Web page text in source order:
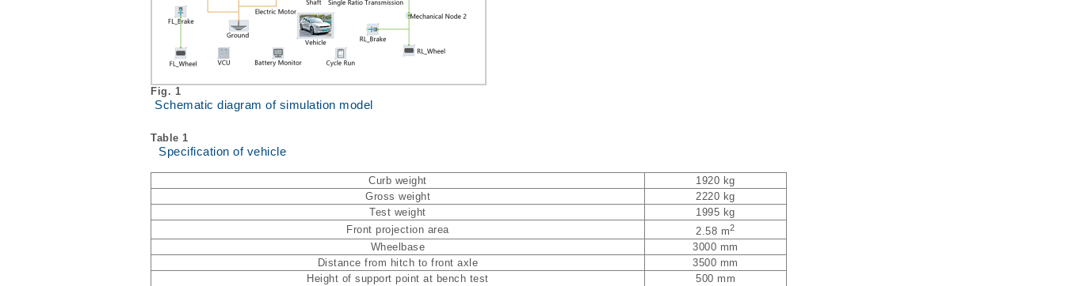
Fig. 1
Schematic diagram of simulation model
Table 1
Specification of vehicle
Curb weight
1920 kg
Gross weight
2220 kg
Test weight
1995 kg
Front projection area
2.58 m2
Wheelbase
3000 mm
Distance from hitch to front axle
3500 mm
Height of support point at bench test
500 mm